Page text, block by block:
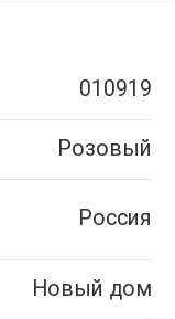
010919
Розовый
Россия
Новый дом